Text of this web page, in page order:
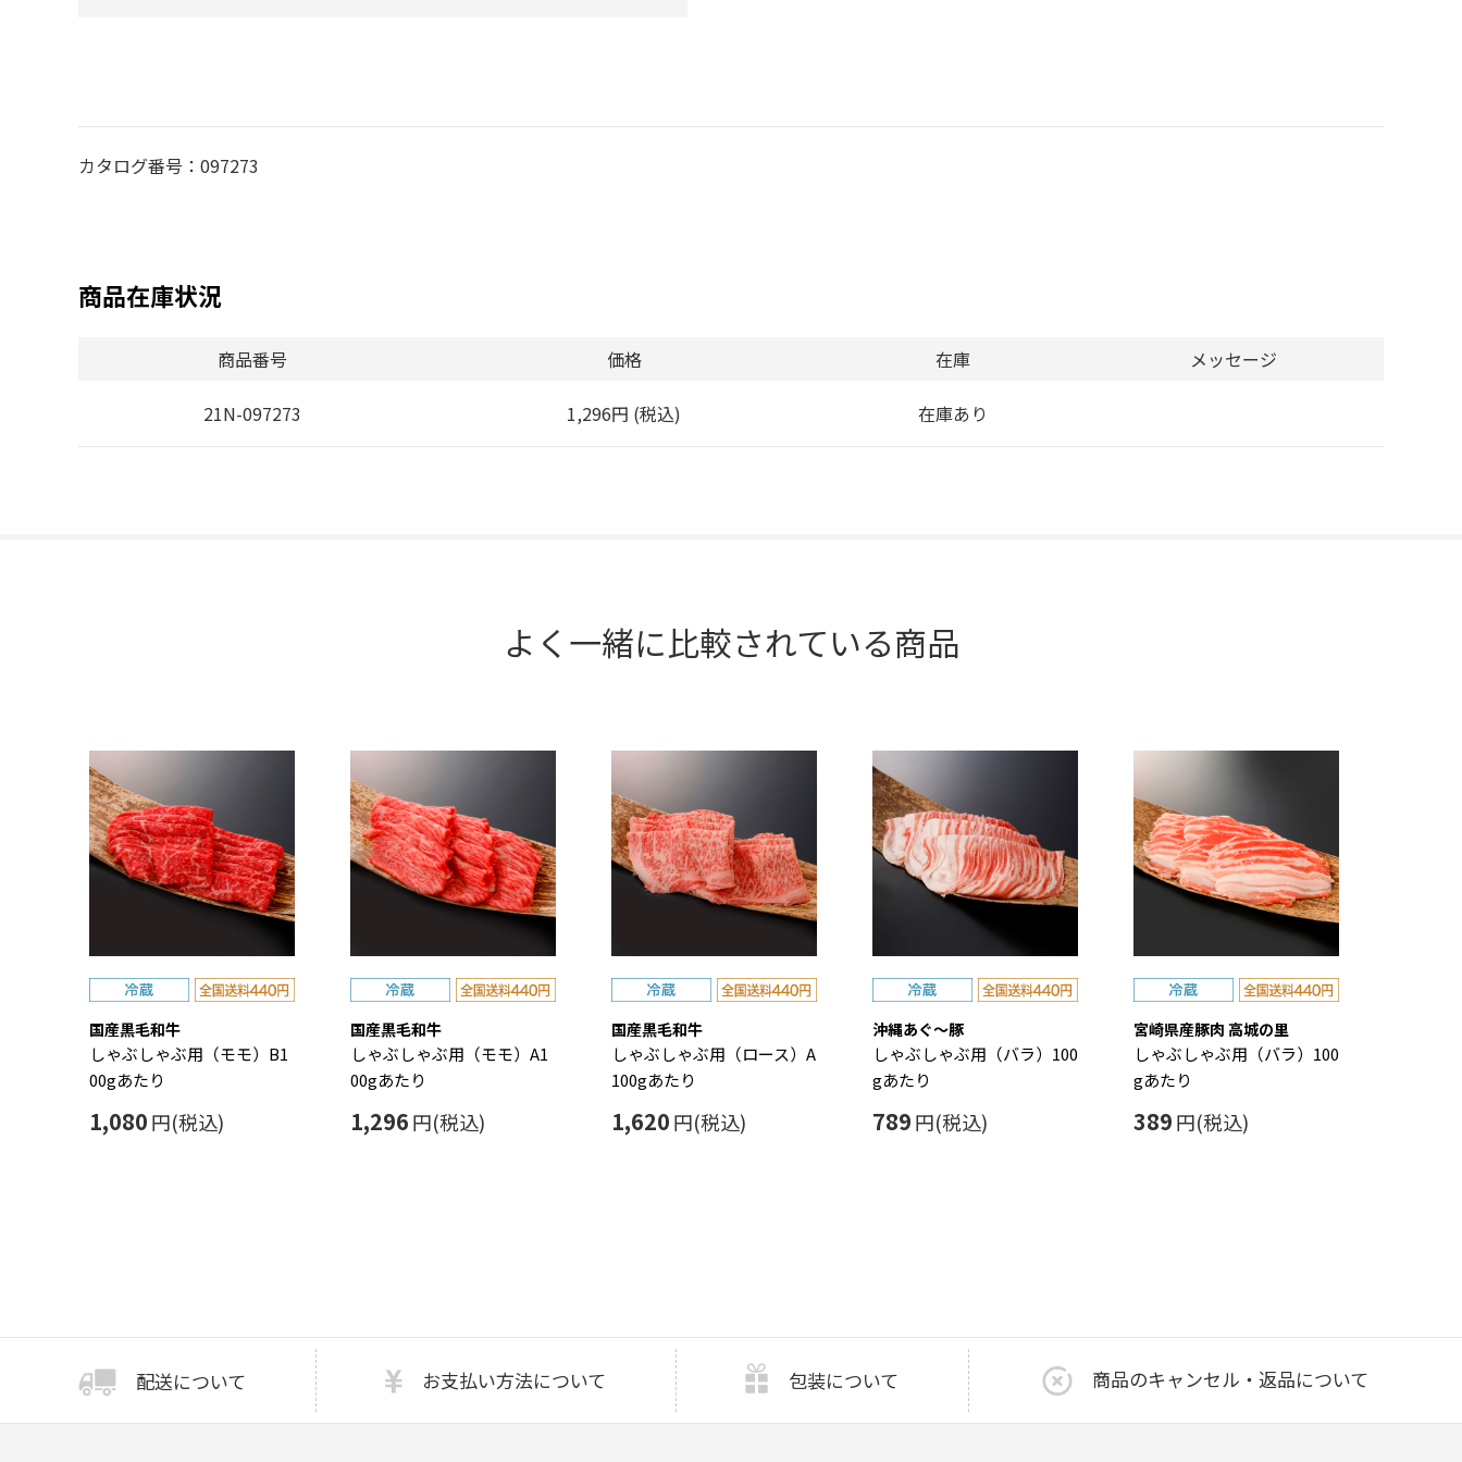
カタログ番号：097273
商品在庫状況
商品番号 価格 在庫 メッセージ
21N-097273 1,296円 (税込) 在庫あり
よく一緒に比較されている商品
国産黒毛和牛
しゃぶしゃぶ用（モモ）B1
00gあたり
1,080円(税込)
国産黒毛和牛
しゃぶしゃぶ用（モモ）A1
00gあたり
1,296円(税込)
国産黒毛和牛
しゃぶしゃぶ用（ロース）A
100gあたり
1,620円(税込)
沖縄あぐ～豚
しゃぶしゃぶ用（バラ）100
gあたり
789円(税込)
宮崎県産豚肉 高城の里
しゃぶしゃぶ用（バラ）100
gあたり
389円(税込)
配送について お支払い方法について 包装について 商品のキャンセル・返品について